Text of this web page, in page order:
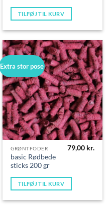
TILFØJ TIL KURV
Extra stor pose
GRØNTFODER
basic Rødbede
sticks 200 gr
79,00 kr.
TILFØJ TIL KURV